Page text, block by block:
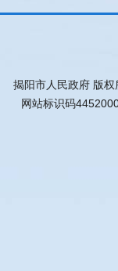
揭阳市人民政府 版
网站标识码